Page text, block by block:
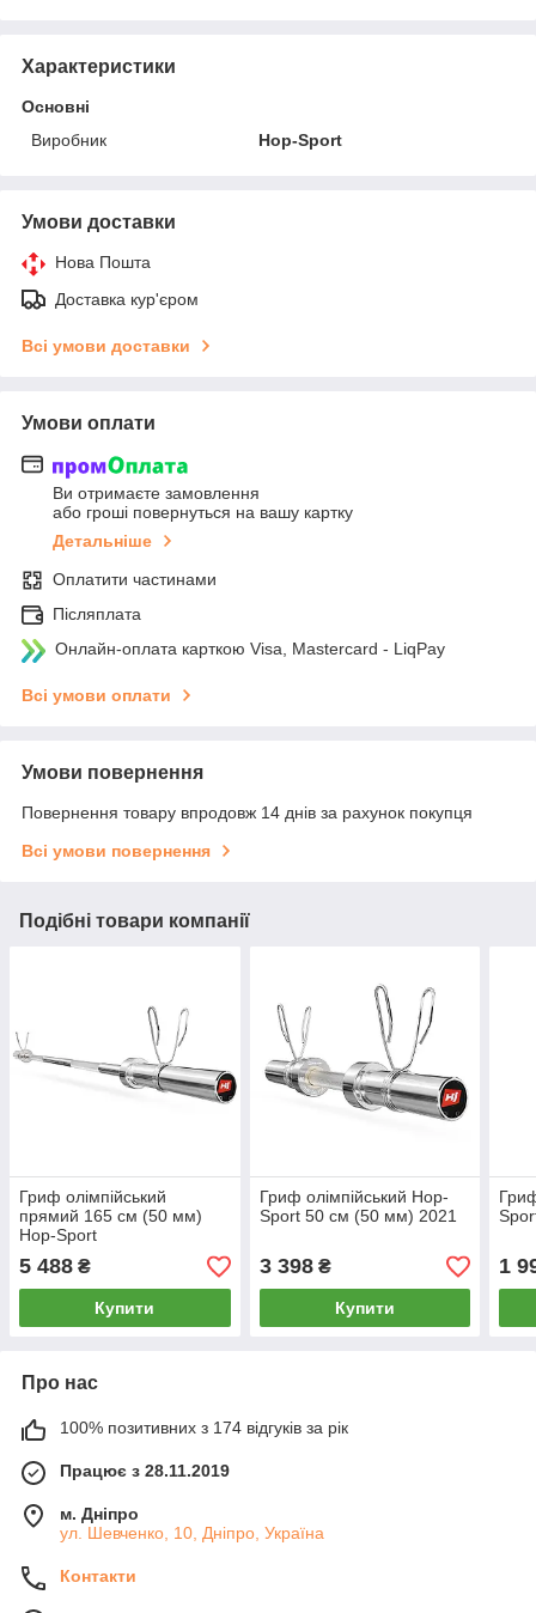
Характеристики
Основні
Виробник
Hop-Sport
Умови доставки
Нова Пошта
Доставка кур'єром
Всі умови доставки
Умови оплати
Ви отримаєте замовлення
або гроші повернуться на вашу картку
Детальніше
Оплатити частинами
Післяплата
Онлайн-оплата карткою Visa, Mastercard - LiqPay
Всі умови оплати
Умови повернення
Повернення товару впродовж 14 днів за рахунок покупця
Всі умови повернення
Подібні товари компанії
Гриф олімпійський
прямий 165 см (50 мм)
Hop-Sport
5 488 ₴
Купити
Гриф олімпійський Hop-
Sport 50 см (50 мм) 2021
3 398₴
Купити
1
Про нас
100% позитивних з 174 відгуків за рік
Працює з 28.11.2019
м. Дніпро
ул. Шевченко, 10, Дніпро, Україна
Контакти